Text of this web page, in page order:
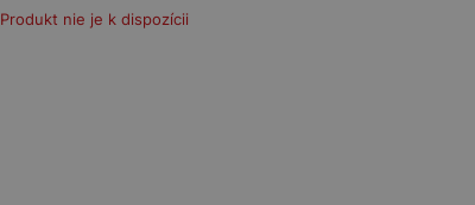
Produkt nie je k dispozícii